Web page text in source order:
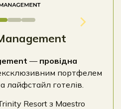
— провідна
портфелем
лайфстайл готелів.
Resort з Maestro